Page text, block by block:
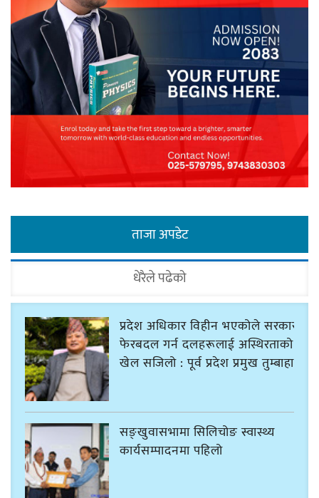
ताजा अपडेट
धेरैले पढेको
प्रदेश अधिकार विहीन भएकोले सरकार
फेरबदल गर्न दलहरूलाई अस्थिरताको
खेल सजिलो : पूर्व प्रदेश प्रमुख तुम्बाहाङ
सङ्खुवासभामा सिलिचोङ स्वास्थ्य
कार्यसम्पादनमा पहिलो